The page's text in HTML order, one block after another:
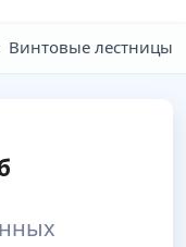
Винтовые лестницы